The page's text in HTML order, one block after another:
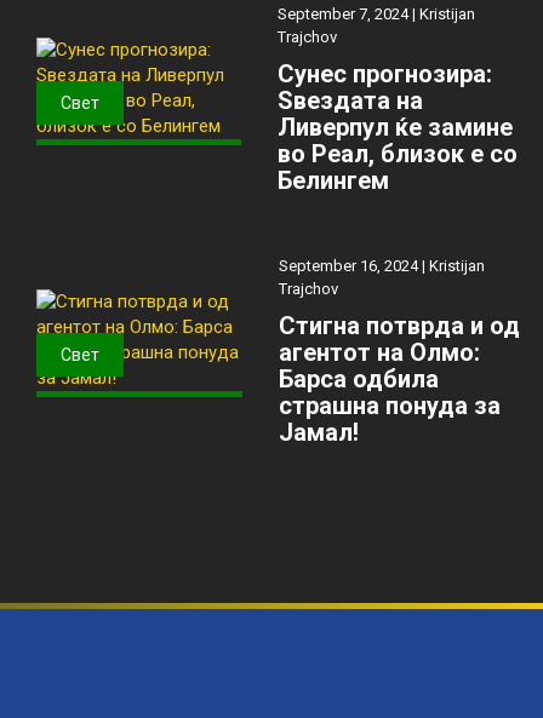
Свет
September 7, 2024 |Kristijan
Trajchov
Сунес прогнозира:
Ѕвездата на
Ливерпул ќе замине
во Реал, близок е со
Белингем
Свет
September 16, 2024 | Kristijan
Trajchov
Стигна потврда и од
агентот на Олмо:
Барса одбила
страшна понуда за
Јамал!